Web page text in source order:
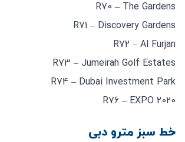
R70 – The Gardens
R71 – Discovery Gardens
R72 – Al Furjan
R73 – Jumeirah Golf Estates
R74 – Dubai Investment Park
R76 – EXPO 2020
خط سبز مترو دبی